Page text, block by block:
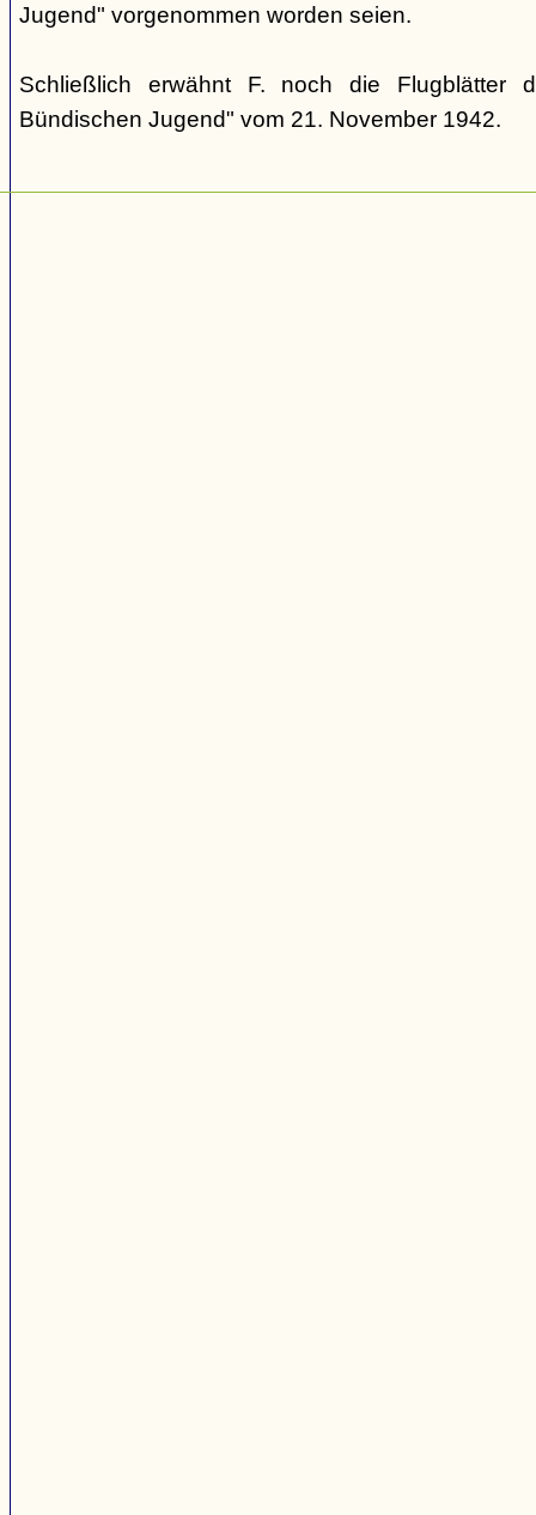
Jugend" vorgenommen worden seien.
Schließlich erwähnt F. noch die Flugblätter
Bündischen Jugend" vom 21. November 1942.